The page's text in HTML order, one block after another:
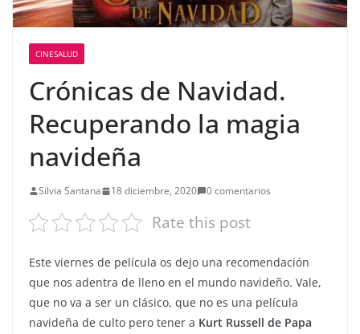
CINESALUD
Crónicas de Navidad.
Recuperando la magia
navideña
Silvia Santana 18 diciembre, 2020 0 comentarios
Rate this post
Este viernes de película os dejo una recomendación
que nos adentra de lleno en el mundo navideño. Vale,
que no va a ser un clásico, que no es una película
navideña de culto pero tener a Kurt Russell de Papa